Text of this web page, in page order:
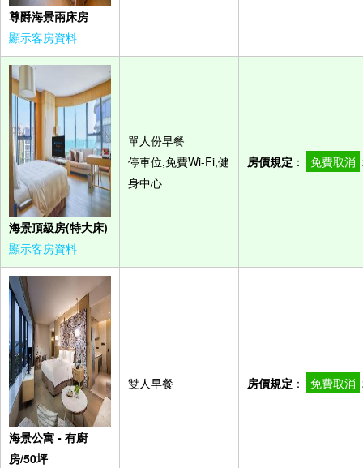
尊爵海景兩床房
顯示客房資料
海景頂級房(特大床)
顯示客房資料
單人份早餐
停車位,免費Wi-Fi,健
身中心
房價規定 ： 免費取消
海景公寓 - 有廚
房/50坪
雙人早餐 房價規定 ： 免費取消